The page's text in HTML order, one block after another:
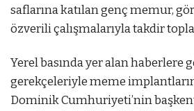
saflarına katılan genç memur,
özverili çalışmalarıyla takdir
Yerel basında yer alan haberlere
gerekçeleriyle meme
Dominik Cumhuriyeti’nin